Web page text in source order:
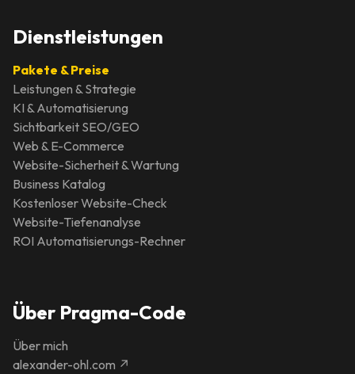
Dienstleistungen
Pakete & Preise
Leistungen & Strategie
KI & Automatisierung
Sichtbarkeit SEO/GEO
Web & E-Commerce
Website-Sicherheit & Wartung
Business Katalog
Kostenloser Website-Check
Website-Tiefenanalyse
ROI Automatisierungs-Rechner
Über Pragma-Code
Über mich
alexander-ohl.com ↗